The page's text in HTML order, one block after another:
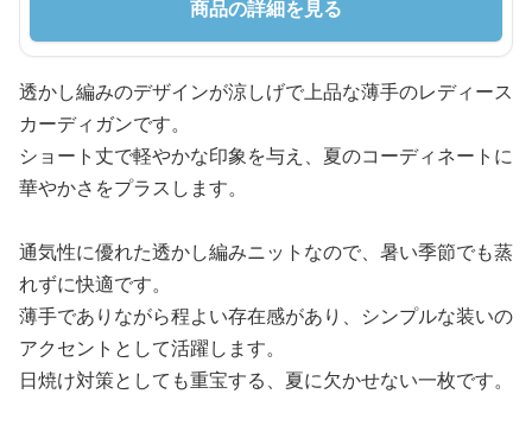
商品の詳細を見る
透かし編みのデザインが涼しげで上品な薄手のレディース
カーディガンです。
ショート丈で軽やかな印象を与え、夏のコーディネートに
華やかさをプラスします。
通気性に優れた透かし編みニットなので、暑い季節でも蒸
れずに快適です。
薄手でありながら程よい存在感があり、シンプルな装いの
アクセントとして活躍します。
日焼け対策としても重宝する、夏に欠かせない一枚です。